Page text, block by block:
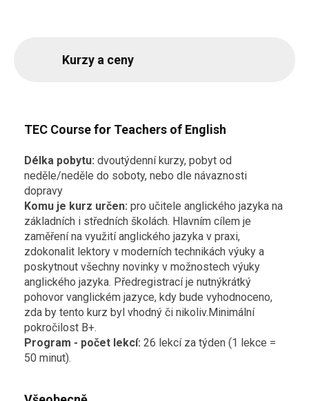
Kurzy a ceny
TEC Course for Teachers of English
Délka pobytu: dvoutýdenní kurzy, pobyt od
neděle/neděle do soboty, nebo dle návaznosti
dopravy
Komu je kurz určen: pro učitele anglického jazyka na
základních i středních školách. Hlavním cílem je
zaměření na využití anglického jazyka v praxi,
zdokonalit lektory v moderních technikách výuky a
poskytnout všechny novinky v možnostech výuky
anglického jazyka. Předregistrací je nutnýkrátký
pohovor vanglickém jazyce, kdy bude vyhodnoceno,
zda by tento kurz byl vhodný či nikoliv.Minimální
pokročilost B+.
Program - počet lekcí: 26 lekcí za týden (1 lekce =
50 minut).